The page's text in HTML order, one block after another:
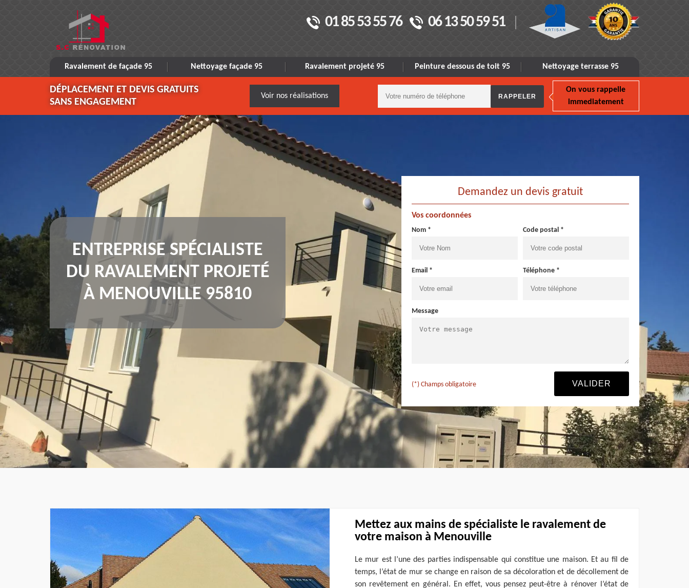
01 85 53 55 76 06 13 50 59 51
Ravalement de façade 95 Nettoyage façade 95 Ravalement projeté 95 Peinture dessous de toit 95 Nettoyage terrasse 95
DÉPLACEMENT ET DEVIS GRATUITS
SANS ENGAGEMENT
Voir nos réalisations
On vous rappelle
immediatement
ENTREPRISE SPÉCIALISTE
DU RAVALEMENT PROJETÉ
À MENOUVILLE 95810
Demandez un devis gratuit
Vos coordonnées
Nom * Code postal *
Email * Téléphone *
Message
(*) Champs obligatoire
Mettez aux mains de spécialiste le ravalement de
votre maison à Menouville
Le mur est l’une des parties indispensable qui constitue une maison. Et au fil de
temps, l’état de mur se change en raison de sa décoloration et de décollement de
son revêtement en général. En effet, vous pensez peut-être à rénover l’état de